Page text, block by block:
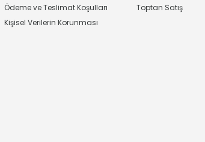
Ödeme ve Teslimat Koşulları
Kişisel Verilerin Korunması
Toptan Satış